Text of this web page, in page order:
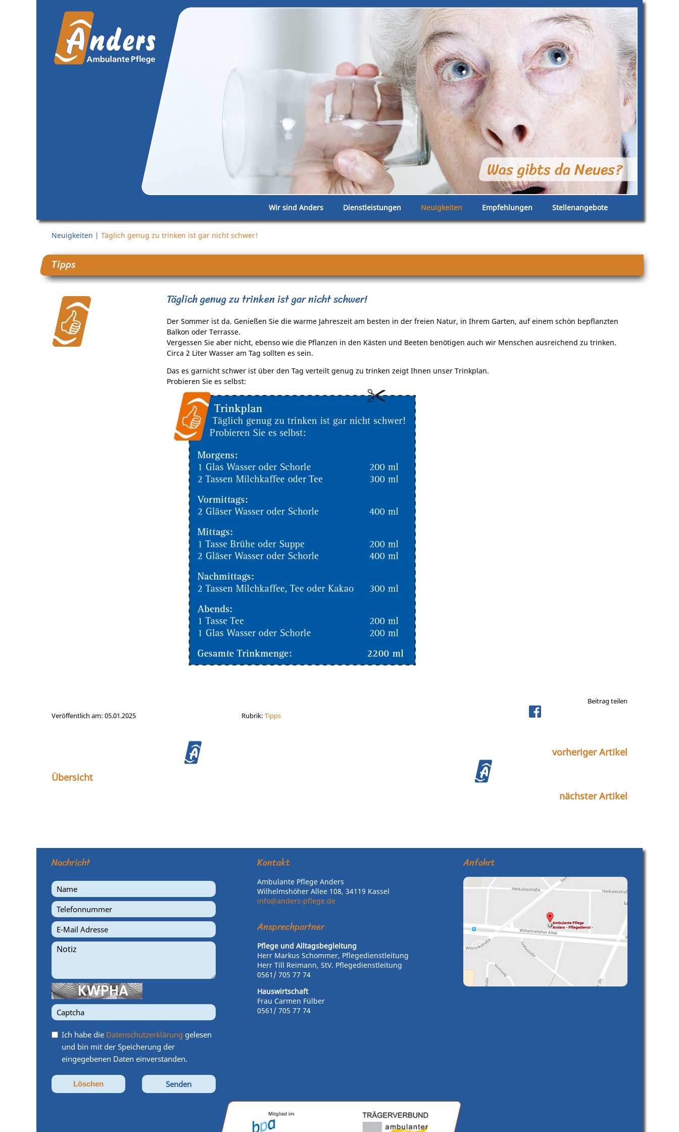
Was gibts da Neues?
Wir sind Anders Dienstleistungen Neuigkeiten Empfehlungen Stellenangebote
Neuigkeiten | Täglich genug zu trinken ist gar nicht schwer!
Tipps
Täglich genug zu trinken ist gar nicht schwer!
Der Sommer ist da. Genießen Sie die warme Jahreszeit am besten in der freien Natur, in Ihrem Garten, auf einem schön bepflanzten
Balkon oder Terrasse.
Vergessen Sie aber nicht, ebenso wie die Pflanzen in den Kästen und Beeten benötigen auch wir Menschen ausreichend zu trinken.
Circa 2 Liter Wasser am Tag sollten es sein.
Das es garnicht schwer ist über den Tag verteilt genug zu trinken zeigt Ihnen unser Trinkplan.
Probieren Sie es selbst:
Veröffentlich am: 05.01.2025 Rubrik:Tipps
Beitrag teilen
Übersicht
vorheriger Artikel
nächster Artikel
Nachricht
Ich habe die Datenschutzerklärung gelesen
und bin mit der Speicherung der
eingegebenen Daten einverstanden.
Löschen
Kontakt
Ambulante Pflege Anders
Wilhelmshöher Allee 108, 34119 Kassel
info@anders-pflege.de
Ansprechpartner
Pflege und Alltagsbegleitung
Herr Markus Schommer, Pflegedienstleitung
Herr Till Reimann, StV. Pflegedienstleitung
0561/ 705 77 74
Hauswirtschaft
Frau Carmen Fülber
0561/ 705 77 74
Anfahrt